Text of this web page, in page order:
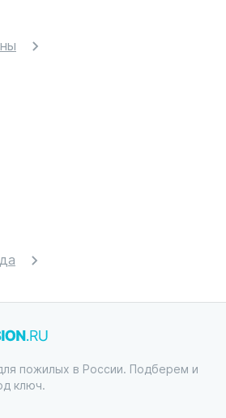
пожилых в России. Подберем и
ключ.